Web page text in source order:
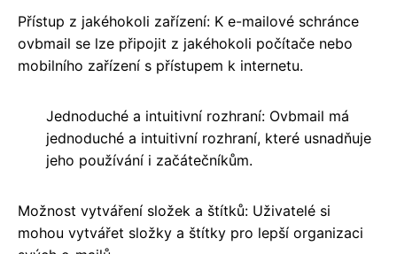
Přístup z jakéhokoli zařízení: K e-mailové schránce
ovbmail se lze připojit z jakéhokoli počítače nebo
mobilního zařízení s přístupem k internetu.
Jednoduché a intuitivní rozhraní: Ovbmail má
jednoduché a intuitivní rozhraní, které usnadňuje
jeho používání i začátečníkům.
Možnost vytváření složek a štítků: Uživatelé si
mohou vytvářet složky a štítky pro lepší organizaci